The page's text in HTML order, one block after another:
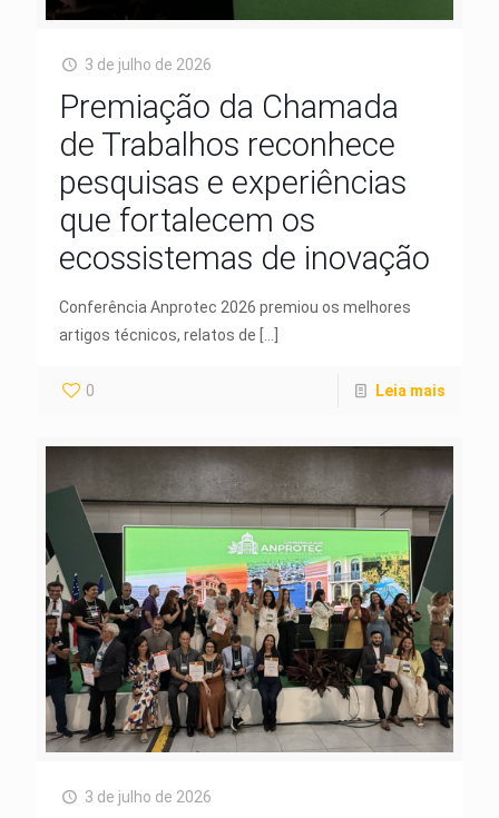
3 de julho de 2026
Premiação da Chamada
de Trabalhos reconhece
pesquisas e experiências
que fortalecem os
ecossistemas de inovação
Conferência Anprotec 2026 premiou os melhores
artigos técnicos, relatos de
0 Leia mais
3 de julho de 2026